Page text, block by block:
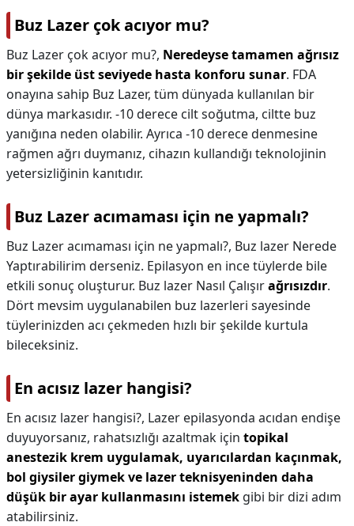
Buz Lazer çok acıyor mu?
Buz Lazer çok acıyor mu?, Neredeyse tamamen ağrısız
bir şekilde üst seviyede hasta konforu sunar. FDA
onayına sahip Buz Lazer, tüm dünyada kullanılan bir
dünya markasıdır. -10 derece cilt soğutma, ciltte buz
yanığına neden olabilir. Ayrıca -10 derece denmesine
rağmen ağrı duymanız, cihazın kullandığı teknolojinin
yetersizliğinin kanıtıdır.
Buz Lazer acımaması için ne yapmalı?
Buz Lazer acımaması için ne yapmalı?, Buz lazer Nerede
Yaptırabilirim derseniz. Epilasyon en ince tüylerde bile
etkili sonuç oluşturur. Buz lazer Nasıl Çalışırağrısızdır.
Dört mevsim uygulanabilen buz lazerleri sayesinde
tüylerinizden acı çekmeden hızlı bir şekilde kurtula
bileceksiniz.
En acısız lazer hangisi?
En acısız lazer hangisi?, Lazer epilasyonda acıdan endişe
duyuyorsanız, rahatsızlığı azaltmak için topikal
anestezik krem uygulamak, uyarıcılardan kaçınmak,
bol giysiler giymek ve lazer teknisyeninden daha
düşük bir ayar kullanmasını istemek gibi bir dizi adım
atabilirsiniz.